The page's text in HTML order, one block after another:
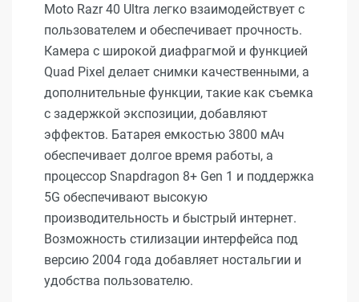
Moto Razr 40 Ultra легко взаимодействует с
пользователем и обеспечивает прочность.
Камера с широкой диафрагмой и функцией
Quad Pixel делает снимки качественными, а
дополнительные функции, такие как съемка
с задержкой экспозиции, добавляют
эффектов. Батарея емкостью 3800 мАч
обеспечивает долгое время работы, а
процессор Snapdragon 8+ Gen 1 и поддержка
5G обеспечивают высокую
производительность и быстрый интернет.
Возможность стилизации интерфейса под
версию 2004 года добавляет ностальгии и
удобства пользователю.